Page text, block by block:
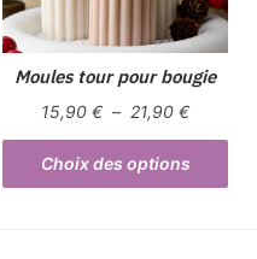
Moules tour pour bougie
15,90€ – 21,90€Plage
de
prix :
15,90 €
Choix des options
Ce
produit